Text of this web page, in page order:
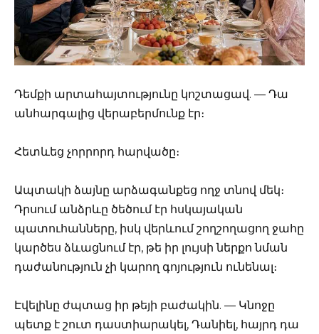
Դեմքի արտահայտությունը կոշտացավ. — Դա
անհարգալից վերաբերմունք էր։
Հետևեց չորրորդ հարվածը։
Ապտակի ձայնը արձագանքեց ողջ տնով մեկ։
Դրսում անձրևը ծեծում էր հսկայական
պատուհանները, իսկ վերևում շողշողացող ջահը
կարծես ձևացնում էր, թե իր լույսի ներքո նման
դաժանություն չի կարող գոյություն ունենալ։
Էվելինը ժպտաց իր թեյի բաժակին. — Կնոջը
պետք է շուտ դաստիարակել, Դանիել, հայրդ դա